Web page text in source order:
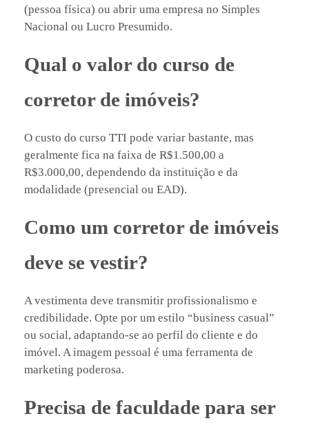
(pessoa física) ou abrir uma empresa no Simples
Nacional ou Lucro Presumido.
Qual o valor do curso de
corretor de imóveis?
O custo do curso TTI pode variar bastante, mas
geralmente fica na faixa de R$1.500,00 a
R$3.000,00, dependendo da instituição e da
modalidade (presencial ou EAD).
Como um corretor de imóveis
deve se vestir?
A vestimenta deve transmitir profissionalismo e
credibilidade. Opte por um estilo “business casual”
ou social, adaptando-se ao perfil do cliente e do
imóvel. A imagem pessoal é uma ferramenta de
marketing poderosa.
Precisa de faculdade para ser